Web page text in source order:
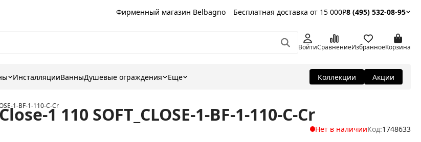
Фирменный магазин Belbagno Бесплатная доставка от 15 000Р8 (495) 532-08-95
ВойтиСравнениеИзбранноеКорзина
ИнсталляцииВанныДушевые ограждения Еще Коллекции Акции
1-BF-1-110-C-Cr
1 110 SOFT_CLOSE-1-BF-1-110-C-Cr
Нет в наличииКод:1748633